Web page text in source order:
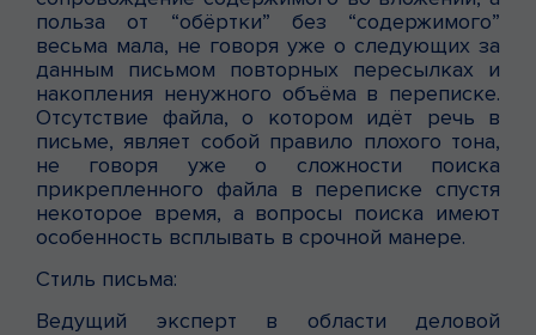
польза от “обёртки” без “содержимого”
весьма мала, не говоря уже о следующих за
данным письмом повторных пересылках и
накопления ненужного объёма в переписке.
Отсутствие файла, о котором идёт речь в
письме, являет собой правило плохого тона,
не говоря уже о сложности поиска
прикрепленного файла в переписке спустя
некоторое время, а вопросы поиска имеют
особенность всплывать в срочной манере.
Стиль письма:
Ведущий эксперт в области деловой